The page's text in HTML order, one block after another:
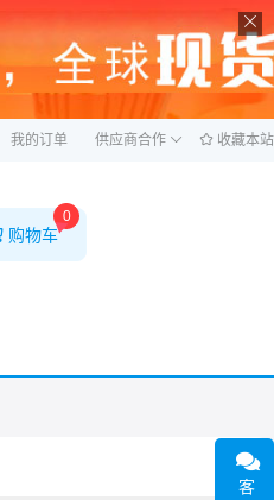
ဆ
我的订单 供应商合作 收藏本站
0
购物车
客